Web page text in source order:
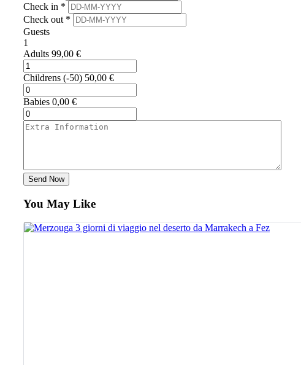
Check in *
Check out *
Guests
1
Adults 99,00 €
Childrens (-50) 50,00 €
Babies 0,00 €
Send Now
You May Like